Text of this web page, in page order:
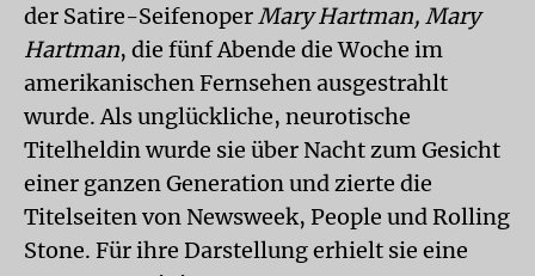
der Satire-Seifenoper Mary Hartman, Mary
Hartman, die fünf Abende die Woche im
amerikanischen Fernsehen ausgestrahlt
wurde. Als unglückliche, neurotische
Titelheldin wurde sie über Nacht zum Gesicht
einer ganzen Generation und zierte die
Titelseiten von Newsweek, People und Rolling
Stone. Für ihre Darstellung erhielt sie eine